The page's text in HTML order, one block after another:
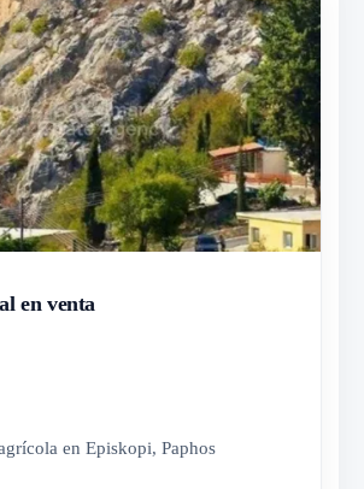
en venta
en Episkopi, Paphos